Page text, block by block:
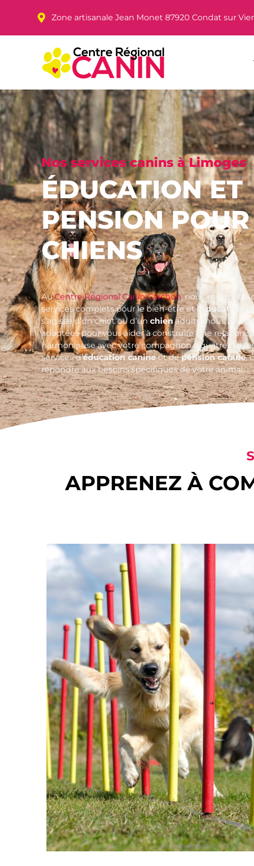
Zone artisanale Jean Monet 87920 Condat sur
Nos services canins à Limoges
ÉDUCATION ET
PENSION POUR
CHIENS
AuCentre Régional Canin Carchon, nous mettons à
services complets pour le bien-être et l’ éducation
s’agisse d’un chiot ou d’un chienadulte, nous avons
adaptées pour vous aider à construire une relation
harmonieuse avec votre compagnon à quatre
services d’éducation canineet depension canine,
répondre aux besoins spécifiques de votre animal.
APPRENEZ À